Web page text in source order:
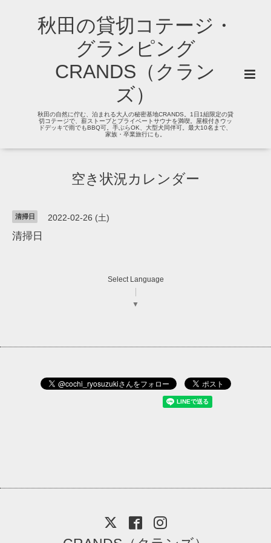
秋田の貸切コテージ・
グランピング
CRANDS（クラン
ズ）
秋田の自然に佇む、泊まれる大人の秘密基地CRANDS。1日1組限定の貸
切コテージで、薪ストーブとプライベートサウナを満喫。屋根付きウッ
ドデッキで雨でもBBQ可。手ぶらOK、大型犬同伴可。最大10名まで、
家族・卒業旅行にも。
空き状況カレンダー
清掃日 2022-02-26 (土)
清掃日
Select Language
▼